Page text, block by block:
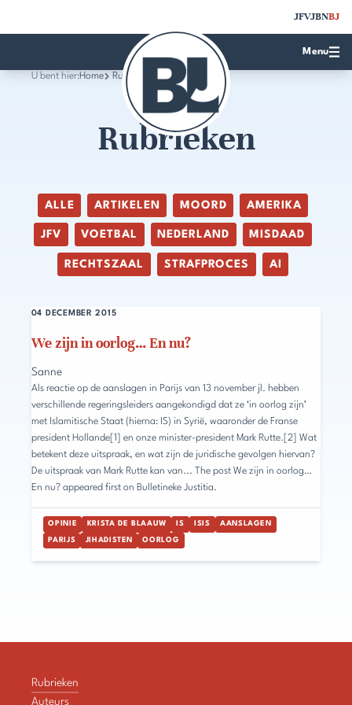
JFVJBNBJ
Menu
U bent hier:Home Rubrieken
Rubrieken
ALLE ARTIKELEN MOORD AMERIKA
JFV VOETBAL NEDERLAND MISDAAD
RECHTSZAAL STRAFPROCES AI
We zijn in oorlog… En nu?
04 DECEMBER 2015
Sanne
Als reactie op de aanslagen in Parijs van 13 november jl. hebben
verschillende regeringsleiders aangekondigd dat ze ‘in oorlog zijn’
met Islamitische Staat (hierna: IS) in Syrië, waaronder de Franse
president Hollande[1] en onze minister-president Mark Rutte.[2] Wat
betekent deze uitspraak, en wat zijn de juridische gevolgen hiervan?
De uitspraak van Mark Rutte kan van... The post We zijn in oorlog…
En nu? appeared first on Bulletineke Justitia.
OPINIE KRISTA DE BLAAUW IS ISIS AANSLAGEN
PARIJS JIHADISTEN OORLOG
Rubrieken
Auteurs